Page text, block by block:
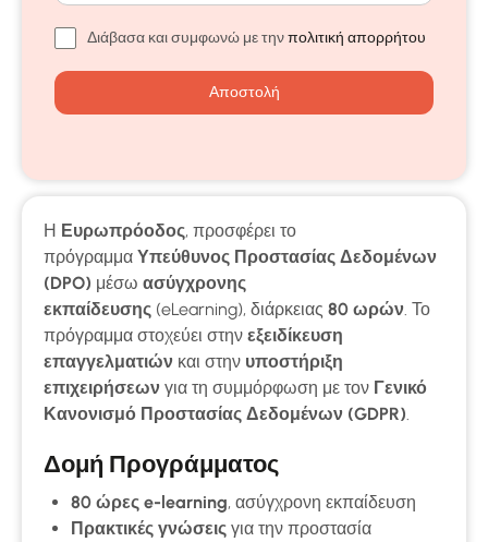
Η Ευρωπρόοδος, προσφέρει το
πρόγραμμα Υπεύθυνος Προστασίας Δεδομένων
(DPO) μέσω ασύγχρονης
εκπαίδευσης (eLearning), διάρκειας 80 ωρών . Το
πρόγραμμα στοχεύει στην εξειδίκευση
επαγγελματιών και στην υποστήριξη
επιχειρήσεων για τη συμμόρφωση με τον Γενικό
Κανονισμό Προστασίας Δεδομένων (GDPR)
Δομή Προγράμματος
80 ώρες e-learning, ασύγχρονη εκπαίδευση
Πρακτικές γνώσεις για την προστασία
Διάβασα και συμφωνώ με τηνπολιτική απορρήτου
Αποστολή